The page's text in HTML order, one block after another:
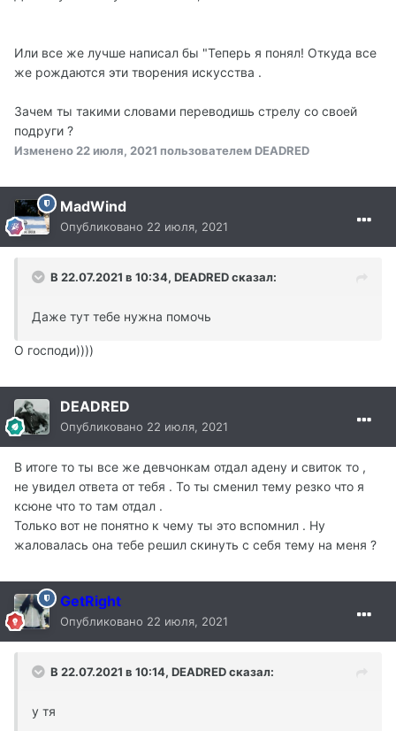
Или все же лучше написал бы "Теперь я понял! Откуда все
же рождаются эти творения искусства .
Зачем ты такими словами переводишь стрелу со своей
подруги ?
Изменено 22 июля, 2021 пользователем DEADRED
MadWind
Опубликовано 22 июля, 2021
В 22.07.2021 в 10:34, DEADRED сказал:
Даже тут тебе нужна помочь
О господи))))
DEADRED
Опубликовано 22 июля, 2021
В итоге то ты все же девчонкам отдал адену и свиток то ,
не увидел ответа от тебя . То ты сменил тему резко что я
ксюне что то там отдал .
Только вот не понятно к чему ты это вспомнил . Ну
жаловалась она тебе решил скинуть с себя тему на меня ?
GetRight
Опубликовано 22 июля, 2021
В 22.07.2021 в 10:14, DEADRED сказал:
у тя